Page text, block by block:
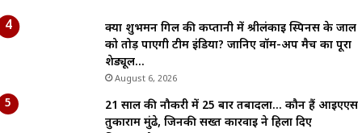
क्या शुभमन गिल की कप्तानी में श्रीलंकाई स्पिनर्स के जाल
को तोड़ पाएगी टीम इंडिया? जानिए वॉर्म-अप मैच का पूरा
शेड्यूल…
August 6, 2026
21 साल की नौकरी में 25 बार तबादला… कौन हैं आईएएस
तुकाराम मुंढे, जिनकी सख्त कार्रवाई ने हिला दिए